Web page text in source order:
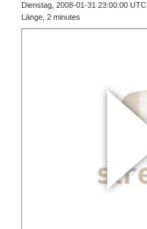
Dienstag, 2008-01-31 23:00:00 UTC
Länge, 2 minutes